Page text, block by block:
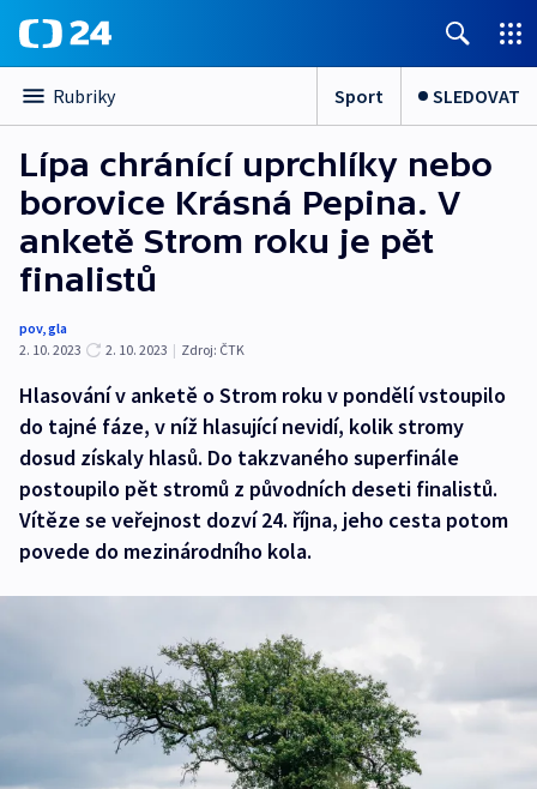
Rubriky Sport SLEDOVAT
Lípa chránící uprchlíky nebo
borovice Krásná Pepina. V
anketě Strom roku je pět
finalistů
pov,gla
2. 10. 2023
2. 10. 2023 | Zdroj: ČTK
Hlasování v anketě o Strom roku v pondělí vstoupilo
do tajné fáze, v níž hlasující nevidí, kolik stromy
dosud získaly hlasů. Do takzvaného superfinále
postoupilo pět stromů z původních deseti finalistů.
Vítěze se veřejnost dozví 24. října, jeho cesta potom
povede do mezinárodního kola.